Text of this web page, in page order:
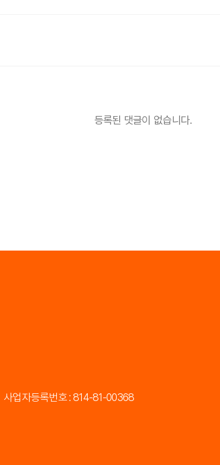
등록된 댓글이 없습니다.
사업자등록번호 : 814-81-00368